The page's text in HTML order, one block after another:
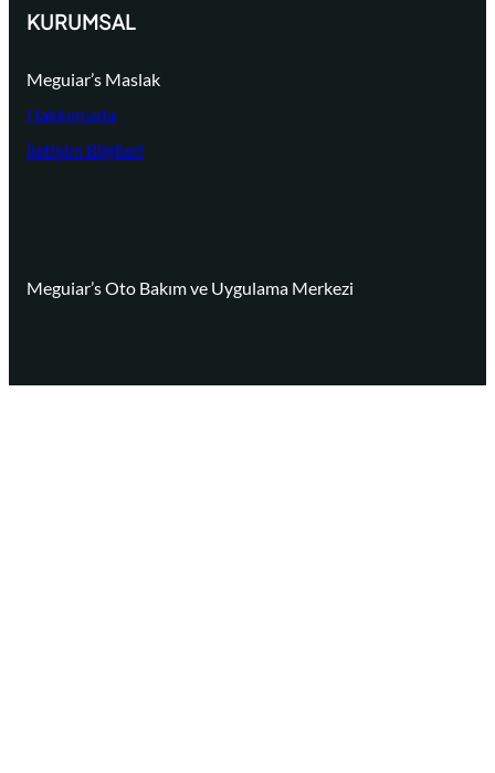
KURUMSAL
Meguiar’s Maslak
Hakkımızda
İletişim Bilgileri
Meguiar’s Oto Bakım ve Uygulama Merkezi